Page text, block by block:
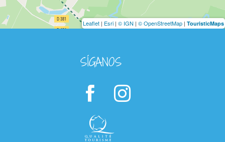
Leaflet | Esri | © IGN | © OpenStreetMap | TouristicMaps
SÍGANOS